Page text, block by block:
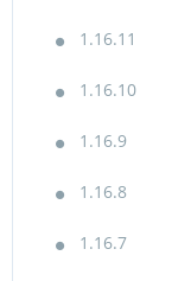
1.16.11
1.16.10
1.16.9
1.16.8
1.16.7